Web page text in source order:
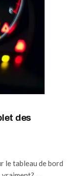
des
le tableau de bord